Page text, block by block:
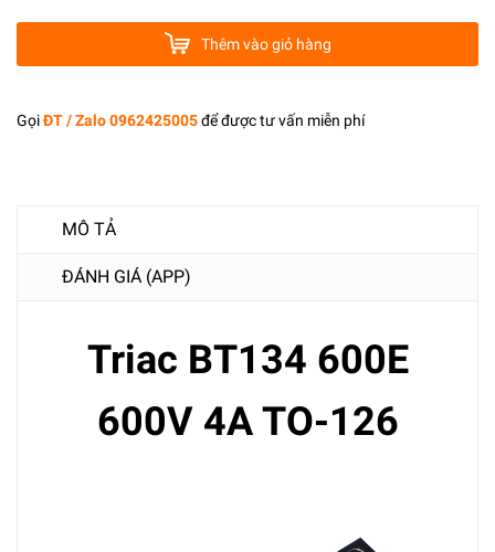
Thêm vào giỏ hàng
GọiĐT / Zalo 0962425005để được tư vấn miễn phí
MÔ TẢ
ĐÁNH GIÁ (APP)
Triac BT134 600E
600V 4A TO-126